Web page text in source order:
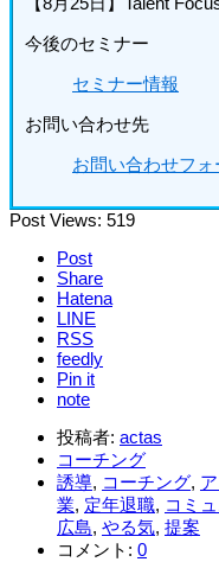
今後のセミナー
セミナー情報
お問い合わせ先
お問い合わせフォ
Post Views: 519
Post
Share
Hatena
LINE
RSS
feedly
Pin it
note
投稿者: actas
コーチング
誘導, コーチング,
業, 定年退職, コミ
広島, やる気, 提案
コメント: 0